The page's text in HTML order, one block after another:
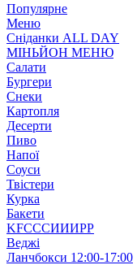
Популярне
Меню
Сніданки ALL DAY
МІНЬЙОН МЕНЮ
Салати
Бургери
Снеки
Картопля
Десерти
Пиво
Напої
Соуси
Твістери
Курка
Бакети
KFCCCИИИРР
Веджі
Ланчбокси 12:00-17:00